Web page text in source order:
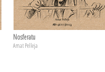
Nosferatu
Amat Pelleja